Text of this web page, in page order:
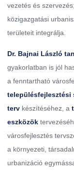
vezetés és
közigazgatási
területeit integrálja.
Dr. Bajnai László
gyakorlatban is jól
a fenntartható
településfejlesztési
terv készítéséhez, a
eszközök
városfejlesztés
a környezeti,
urbanizáció